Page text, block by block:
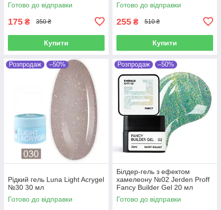
Готово до відправки
175 ₴ 350 ₴
Купити
Готово до відправки
255 ₴ 510 ₴
Купити
Розпродаж –50%
Рідкий гель Luna Light Acrygel
№30 30 мл
Готово до відправки
Розпродаж –50%
Білдер-гель з ефектом
хамелеону №02 Jerden Proff
Fancy Builder Gel 20 мл
Готово до відправки